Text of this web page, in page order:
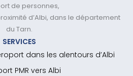
de personnes,
d’Albi, dans le département
du Tarn.
SERVICES
dans les alentours d’Albi
PMR vers Albi